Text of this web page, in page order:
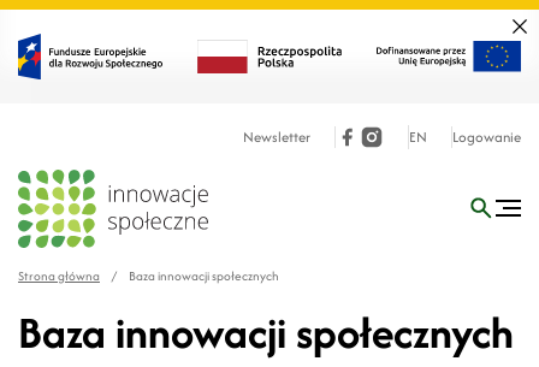
Newsletter EN Logowanie
Strona główna / Baza innowacji społecznych
Baza innowacji społecznych